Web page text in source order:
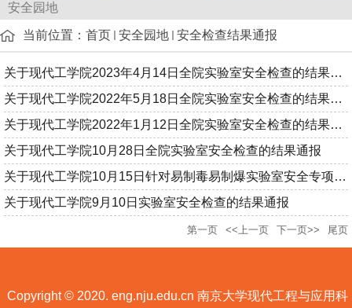
安全园地
当前位置： 首页 安全园地 安全检查结果通报
关于现代工学院2023年4月14日全院实验室安全检查的结果通报
关于现代工学院2022年5月18日全院实验室安全检查的结果通报
关于现代工学院2022年1月12日全院实验室安全检查的结果通报
关于现代工学院10月28日全院实验室安全检查的结果通报
关于现代工学院10月15日针对易制毒易制爆实验室安全专项检查的结...
关于现代工学院9月10日实验室安全检查的结果通报
第一页 <<上一页 下一页>> 尾页
Copyright © 2020. eng.nju.edu.cn 南京大学现代工程与应用科